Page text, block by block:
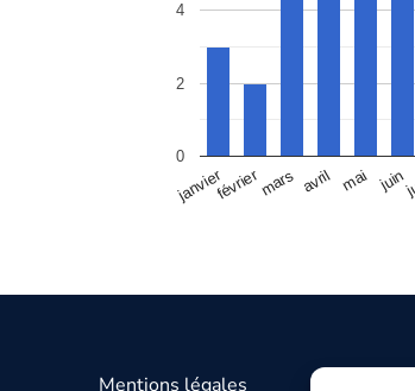
janvierfévriermars avril mai juin
0
2
4
Mentions légales